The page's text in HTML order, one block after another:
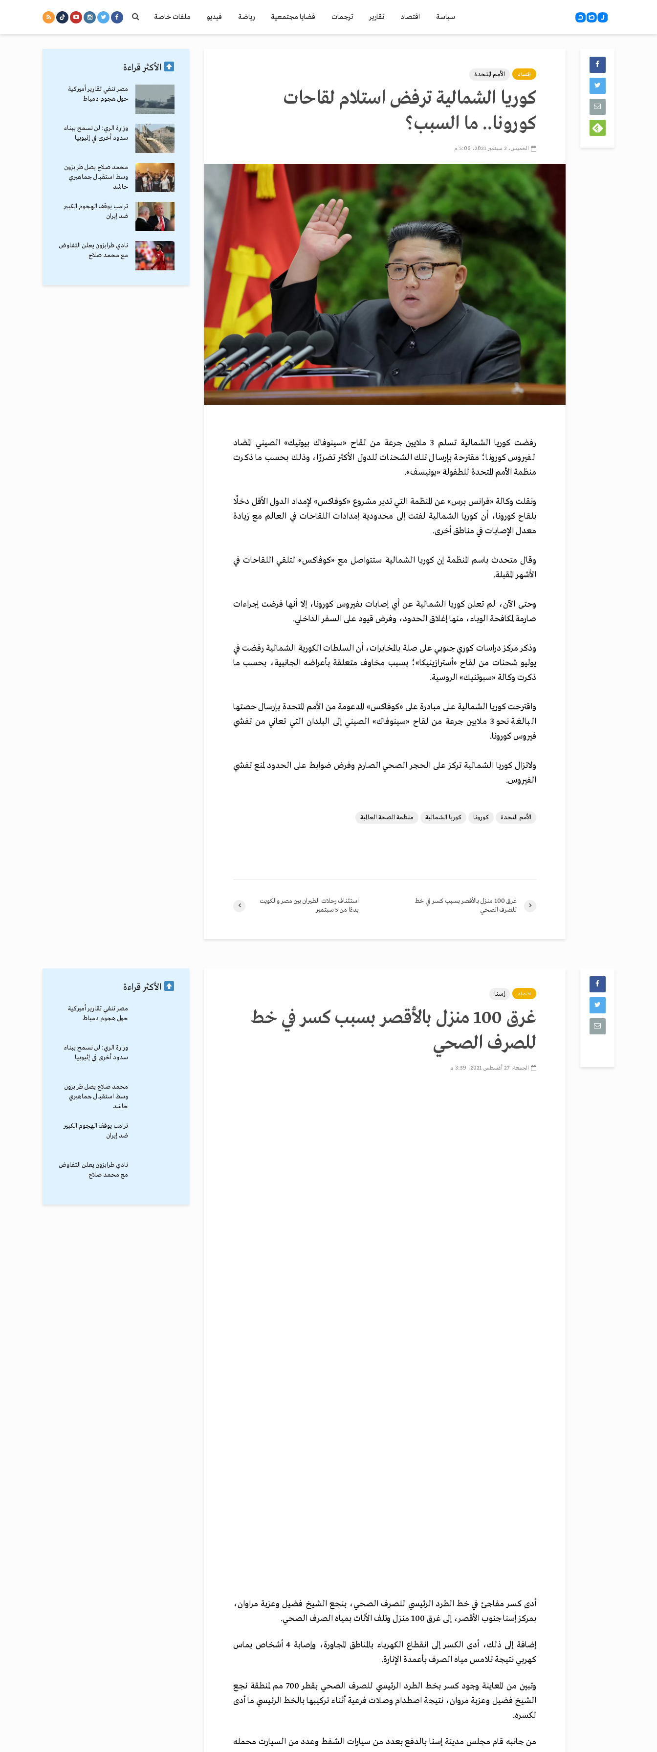
سياسة اقتصاد تقارير ترجمات قضايا مجتمعية رياضة فيديو ملفات خاصة
اقتصاد الأمم المتحدة
كوريا الشمالية ترفض استلام لقاحات
كورونا.. ما السبب؟
الخميس، 2 سبتمبر 2021، 5:06 م
رفضت كوريا الشمالية تسلم 3 ملايين جرعة من لقاح «سينوفاك بيوتيك» الصيني المضاد
لفيروس كورونا؛ مقترحة بإرسال تلك الشحنات للدول الأكثر تضررًا، وذلك بحسب ما ذكرت
منظمة الأمم المتحدة للطفولة «يونيسف».
ونقلت وكالة «فرانس برس» عن المنظمة التي تدير مشروع «كوفاكس» لإمداد الدول الأقل دخلً
بلقاح كورونا، أن كوريا الشمالية لفتت إلى محدودية إمدادات اللقاحات في العالم مع زيادة
معدل الإصابات في مناطق أخرى.
وقال متحدث باسم المنظمة إن كوريا الشمالية ستتواصل مع «كوفاكس» لتلقي اللقاحات في
الأشهر المقبلة.
وحتى الآن، لم تعلن كوريا الشمالية عن أي إصابات بفيروس كورونا، إلا أنها فرضت إجراءات
صارمة لمكافحة الوباء، منها إغلاق الحدود، وفرض قيود على السفر الداخلي.
وذكر مركز دراسات كوري جنوبي على صلة بالمخابرات، أن السلطات الكورية الشمالية رفضت في
يوليو شحنات من لقاح «أسترازينيكا»؛ بسبب مخاوف متعلقة بأعراضه الجانبية، بحسب ما
ذكرت وكالة «سبوتنيك» الروسية.
واقترحت كوريا الشمالية على مبادرة على «كوفاكس» المدعومة من الأمم المتحدة بإرسال حصتها
البالغة نحو 3 ملايين جرعة من لقاح «سينوفاك» الصيني إلى البلدان التي تعاني من تفشي
فيروس كورونا.
ولاتزال كوريا الشمالية تركز على الحجر الصحي الصارم وفرض ضوابط على الحدود لمنع تفشي
الفيروس.
الأمم المتحدة كورونا كوريا الشمالية منظمة الصحة العالمية
استئناف رحلات الطيران بين مصر والكويت
بدءًا من 5 سبتمبر
غرق 100 منزل بالأقصر بسبب كسر في خط
للصرف الصحي
الأكثر قراءة
مصر تنفي تقارير أميركية
حول هجوم دمياط
وزارة الري: لن نسمح ببناء
سدود أخرى في إثيوبيا
محمد صلاح يصل طرابزون
وسط استقبال جماهيري
حاشد
ترامب يوقف الهجوم الكبير
ضد إيران
نادي طرابزون يعلن التفاوض
مع محمد صلاح
اقتصاد إسنا
غرق 100 منزل بالأقصر بسبب كسر في خط
للصرف الصحي
الجمعة، 27 أغسطس 2021، 3:59 م
أدى كسر مفاجئ في خط الطرد الرئيسي للصرف الصحي، بنجع الشيخ فضيل وعزبة مراوان،
بمركز إسنا جنوب الأقصر، إلى غرق 100 منزل وتلف الأثاث بمياه الصرف الصحي.
إضافة إلى ذلك، أدى الكسر إلى انقطاع الكهرباء بالمناطق المجاورة، وإصابة 4 أشخاص بماس
كهربي نتيجة تلامس مياه الصرف بأعمدة الإنارة.
وتبين من المعاينة وجود كسر بخط الطرد الرئيسي للصرف الصحي بقطر 700 مم لمنطقة نجع
الشيخ فضيل وعزبة مروان، نتيجة اصطدام وصلات فرعية أثناء تركيبها بالخط الرئيسي ما أدى
لكسره.
من جانبه قام مجلس مدينة إسنا بالدفع بعدد من سيارات الشفط وعدد من السيارت محمله
الأكثر قراءة
مصر تنفي تقارير أميركية
حول هجوم دمياط
وزارة الري: لن نسمح ببناء
سدود أخرى في إثيوبيا
محمد صلاح يصل طرابزون
وسط استقبال جماهيري
حاشد
ترامب يوقف الهجوم الكبير
ضد إيران
نادي طرابزون يعلن التفاوض
مع محمد صلاح